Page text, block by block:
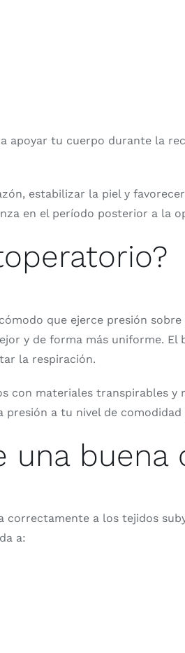
apoyar tu cuerpo durante la
estabilizar la piel y
en el período posterior a la
que ejerce presión
y de forma más uniforme.
la respiración.
con materiales transpirables
a tu nivel de
buena
correctamente a los tejidos
a: